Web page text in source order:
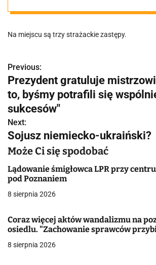
Na miejscu są trzy strażackie zastępy.
N
a
w
i
g
a
c
a
w
Previous:
Prezydent gratuluje
to, byśmy potrafili się
sukcesów"
Next:
Sojusz niemiecko-ukraiński?
Może Ci się spodobać
Lądowanie śmigłowca LPR przy
pod Poznaniem
8 sierpnia 2026
Coraz więcej aktów wandalizmu na
osiedlu. "Zachowanie sprawców
8 sierpnia 2026